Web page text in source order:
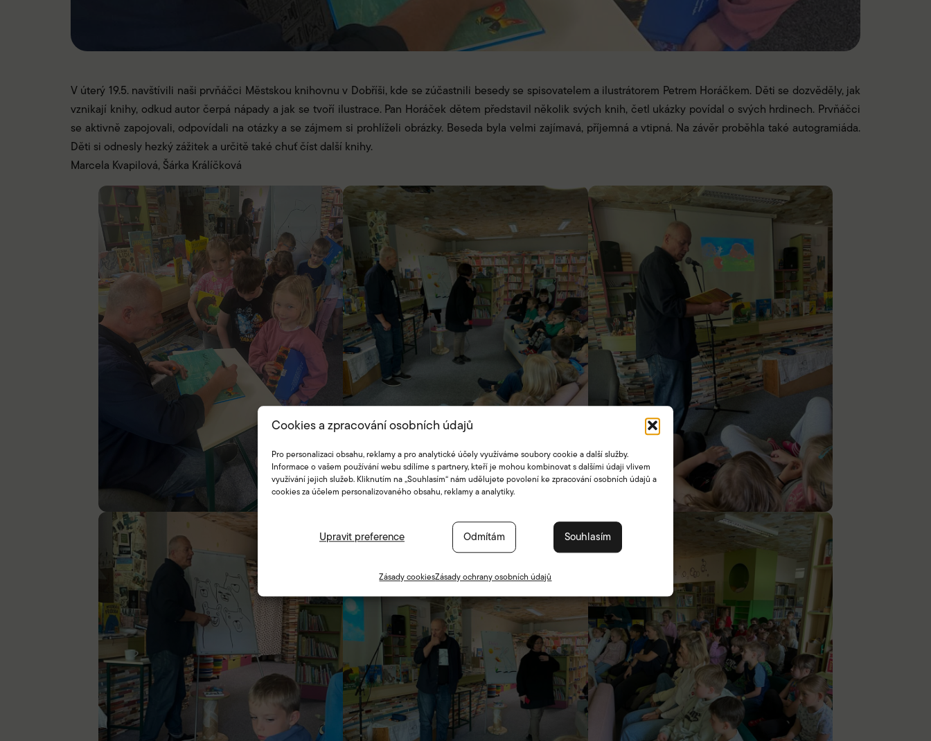
Cookies a zpracování osobních údajů
Pro personalizaci obsahu, reklamy a pro analytické účely využíváme soubory cookie a další služby.
Informace o vašem používání webu sdílíme s partnery, kteří je mohou kombinovat s dalšími údaji vlivem
využívání jejich služeb. Kliknutím na „Souhlasím“ nám udělujete povolení ke zpracování osobních údajů a
cookies za účelem personalizovaného obsahu, reklamy a analytiky.
Souhlasím
Odmítám
Upravit preference
Zásady cookiesZásady ochrany osobních údajů
V úterý 19.5. navštívili naši prvňáčci Městskou knihovnu v Dobříši, kde se zúčastnili besedy se spisovatelem a ilustrátorem Petrem Horáčkem. Děti se dozvěděly, jak
vznikají knihy, odkud autor čerpá nápady a jak se tvoří ilustrace. Pan Horáček dětem představil několik svých knih, četl ukázky povídal o svých hrdinech. Prvňáčci
se aktivně zapojovali, odpovídali na otázky a se zájmem si prohlíželi obrázky. Beseda byla velmi zajímavá, příjemná a vtipná. Na závěr proběhla také autogramiáda.
Děti si odnesly hezký zážitek a určitě také chuť číst další knihy.
Marcela Kvapilová, Šárka Králíčková